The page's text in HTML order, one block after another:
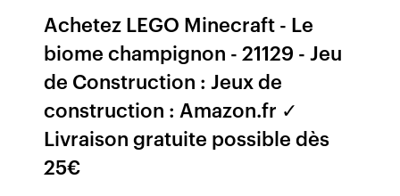
Achetez LEGO Minecraft - Le
biome champignon - 21129 - Jeu
de Construction : Jeux de
construction : Amazon.fr ✓
Livraison gratuite possible dès
25€